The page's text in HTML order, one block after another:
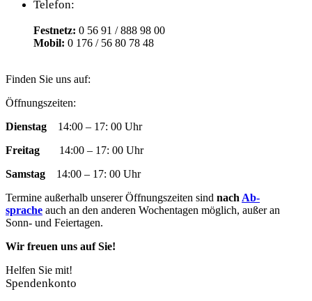
Telefon:
Festnetz: 0 56 91 / 888 98 00
Mobil: 0 176 / 56 80 78 48
Finden Sie uns auf:
Facebook
opens
new
YouTube
opens
new
RSS
opens
new
Instagram
opens
new
E-
page
in
window
Öffnungszeiten:
Dienstag 14:00 – 17: 00 Uhr
Freitag 14:00 – 17: 00 Uhr
Samstag 14:00 – 17: 00 Uhr
Termine außer­halb un­ser­er Öff­nungs­zeit­en sind nachAb­
sprache auch an den an­der­en Woch­en­tag­en mög­lich, außer an
Sonn- und Fei­­er­­tag­en.
Wir freuen uns auf Sie!
Helfen Sie mit!
Spendenkonto